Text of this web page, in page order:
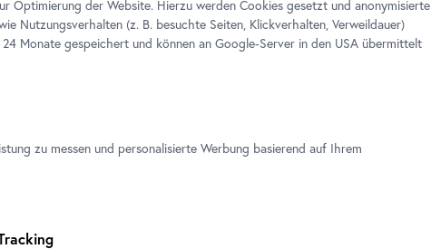
Optimierung der Website. Hierzu werden Cookies gesetzt und anonymisierte
Nutzungsverhalten (z. B. besuchte Seiten, Klickverhalten, Verweildauer)
Monate gespeichert und können an Google-Server in den USA übermittelt
zu messen und personalisierte Werbung basierend auf Ihrem